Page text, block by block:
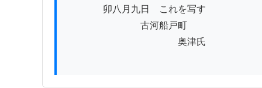
卯八月九日　これを写す
古河船戸町
奥津氏